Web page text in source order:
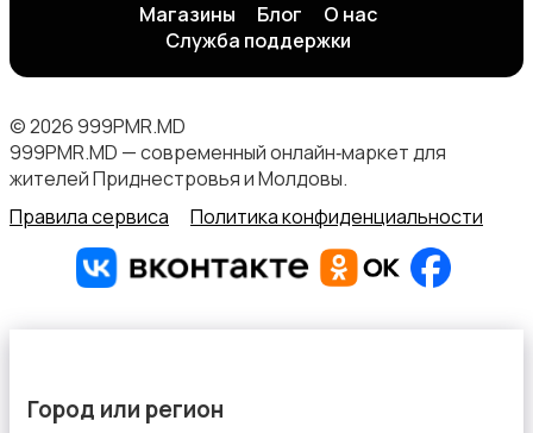
Магазины Блог
О нас
Служба поддержки
© 2026 999PMR.MD
999PMR.MD — современный онлайн‑маркет для
жителей Приднестровья и Молдовы.
Правила сервиса
Политика конфиденциальности
Город или регион